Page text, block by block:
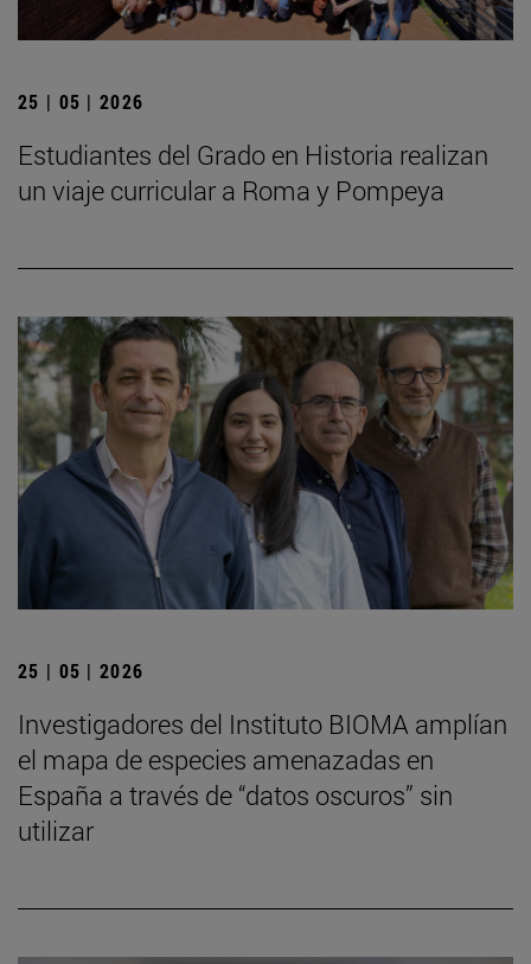
25 | 05 | 2026
Estudiantes del Grado en Historia realizan
un viaje curricular a Roma y Pompeya
25 | 05 | 2026
Investigadores del Instituto BIOMA amplían
el mapa de especies amenazadas en
España a través de “datos oscuros” sin
utilizar